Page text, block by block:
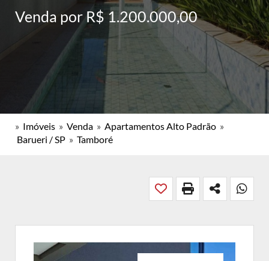
Venda por R$ 1.200.000,00
» Imóveis » Venda » Apartamentos Alto Padrão »
Barueri / SP » Tamboré